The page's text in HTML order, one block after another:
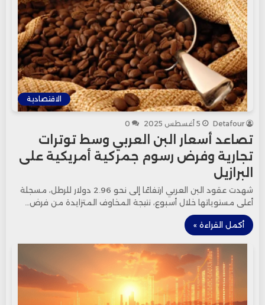
الاقتصادية
Detafour 5 أغسطس 2025 0
تصاعد أسعار البن العربي وسط توترات
تجارية وفرض رسوم جمركية أمريكية على
البرازيل
شهدت عقود البن العربي ارتفاعًا إلى نحو 2.96 دولار للرطل، مسجلة
أعلى مستوياتها خلال أسبوع، نتيجة المخاوف المتزايدة من فرض…
أكمل القراءة »